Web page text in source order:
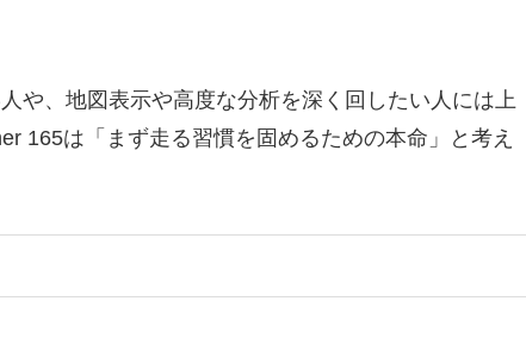
や、地図表示や高度な分析を深く回したい人には上
165は「まず走る習慣を固めるための本命」と考え